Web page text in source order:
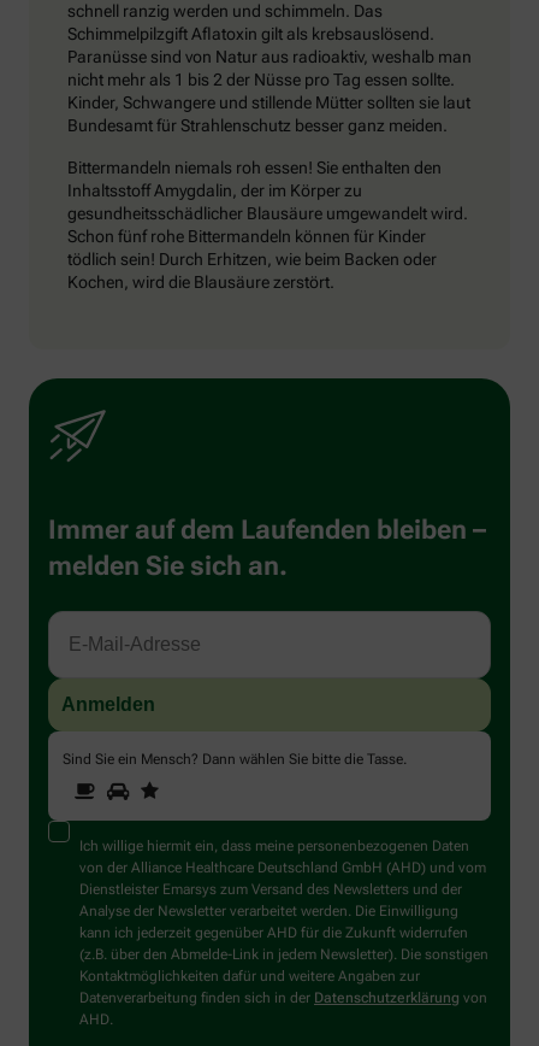
schnell ranzig werden und schimmeln. Das
Schimmelpilzgift Aflatoxin gilt als krebsauslösend.
Paranüsse sind von Natur aus radioaktiv, weshalb man
nicht mehr als 1 bis 2 der Nüsse pro Tag essen sollte.
Kinder, Schwangere und stillende Mütter sollten sie laut
Bundesamt für Strahlenschutz besser ganz meiden.
Bittermandeln niemals roh essen! Sie enthalten den
Inhaltsstoff Amygdalin, der im Körper zu
gesundheitsschädlicher Blausäure umgewandelt wird.
Schon fünf rohe Bittermandeln können für Kinder
tödlich sein! Durch Erhitzen, wie beim Backen oder
Kochen, wird die Blausäure zerstört.
Immer auf dem Laufenden bleiben –
melden Sie sich an.
Sind Sie ein Mensch? Dann wählen Sie bitte die Tasse.
Sind
Sie
ein
Mensch?
Dann
wählen
Sie
bitte
die
Tasse.
1 2
Ich willige hiermit ein, dass meine personenbezogenen Daten
von der Alliance Healthcare Deutschland GmbH (AHD) und vom
Dienstleister Emarsys zum Versand des Newsletters und der
Analyse der Newsletter verarbeitet werden. Die Einwilligung
kann ich jederzeit gegenüber AHD für die Zukunft widerrufen
(z.B. über den Abmelde-Link in jedem Newsletter). Die sonstigen
Kontaktmöglichkeiten dafür und weitere Angaben zur
Datenverarbeitung finden sich in der Datenschutzerklärung von
AHD.